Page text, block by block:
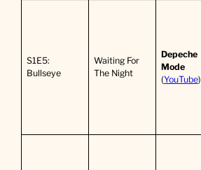
S1E5:
Bullseye
Waiting For
The Night
Depeche
Mode
(YouTube)